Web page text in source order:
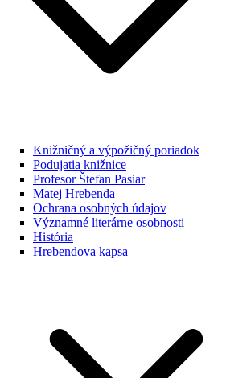
Knižničný a výpožičný poriadok
Podujatia knižnice
Profesor Štefan Pasiar
Matej Hrebenda
Ochrana osobných údajov
Významné literárne osobnosti
História
Hrebendova kapsa